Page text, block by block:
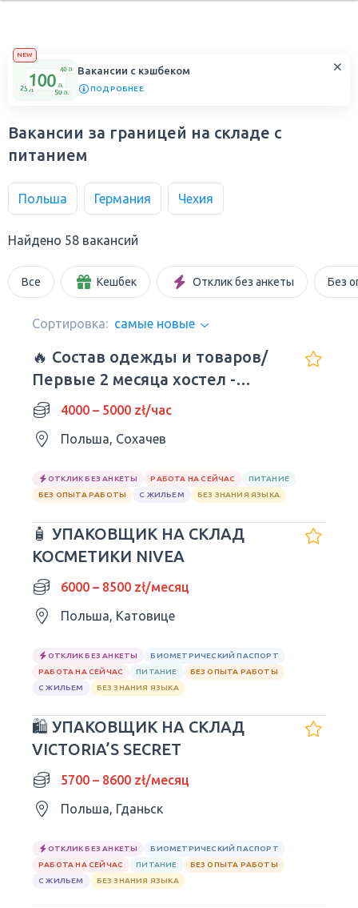
NEW
Вакансии с кэшбеком
ПОДРОБНЕЕ
Вакансии за границей на складе с
питанием
Польша Германия Чехия
Найдено 58 вакансий
Все Кешбек Отклик без анкеты Без
Сортировка: самые новые
🔥 Состав одежды и товаров/
Первые 2 месяца хостел -
БЕСПЛАТНЫЕ
4000 – 5000 zł/час
Польша, Сохачев
ОТКЛИК БЕЗ АНКЕТЫ РАБОТА НА СЕЙЧАС
ПИТАНИЕ
БЕЗ ОПЫТА РАБОТЫ
С ЖИЛЬЕМ БЕЗ ЗНАНИЯ ЯЗЫКА
🧴 УПАКОВЩИК НА СКЛАД
КОСМЕТИКИ NIVEA
6000 – 8500 zł/месяц
Польша, Катовице
ОТКЛИК БЕЗ АНКЕТЫ
БИОМЕТРИЧЕСКИЙ ПАСПОРТ
РАБОТА НА СЕЙЧАС
ПИТАНИЕ
БЕЗ ОПЫТА РАБОТЫ
С ЖИЛЬЕМ
БЕЗ ЗНАНИЯ ЯЗЫКА
🛍 УПАКОВЩИК НА СКЛАД
VICTORIA’S SECRET
5700 – 8600 zł/месяц
Польша, Гданьск
ОТКЛИК БЕЗ АНКЕТЫ
БИОМЕТРИЧЕСКИЙ ПАСПОРТ
РАБОТА НА СЕЙЧАС
ПИТАНИЕ
БЕЗ ОПЫТА РАБОТЫ
С ЖИЛЬЕМ
БЕЗ ЗНАНИЯ ЯЗЫКА